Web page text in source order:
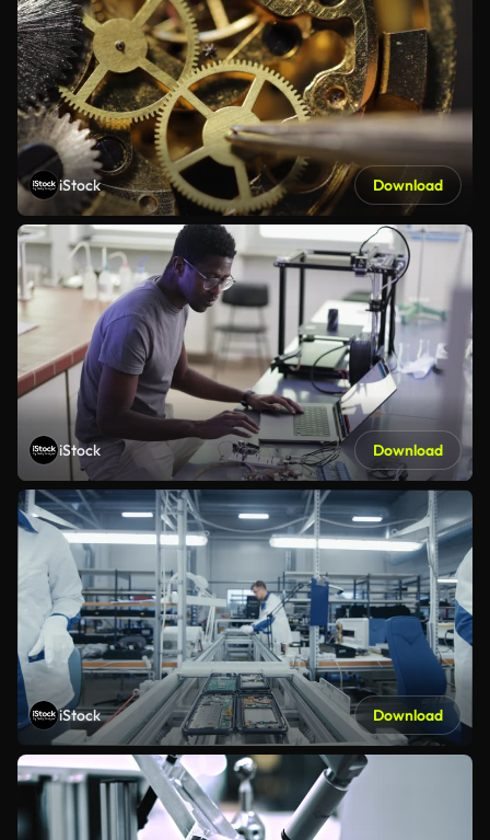
iStock Download
iStock Download
iStock Download